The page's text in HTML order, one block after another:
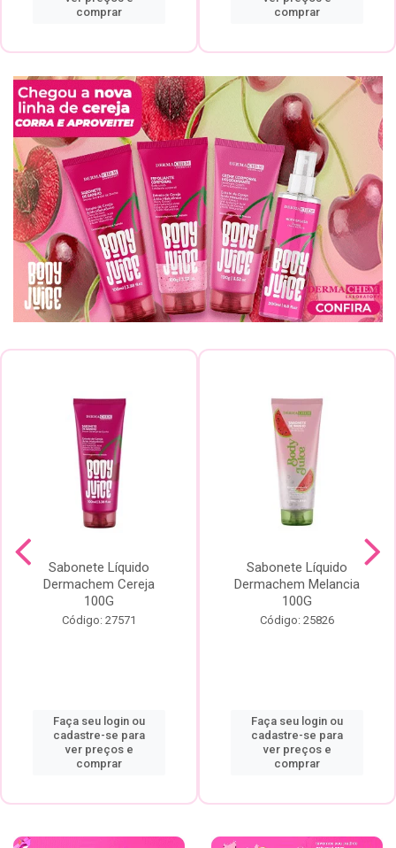
comprar
comprar
Sabonete Líquido
Dermachem Cereja
100G
Código: 27571
Faça seu login ou
cadastre-se para
ver preços e
comprar
Sabonete Líquido
Dermachem Melancia
100G
Código: 25826
Faça seu login ou
cadastre-se para
ver preços e
comprar